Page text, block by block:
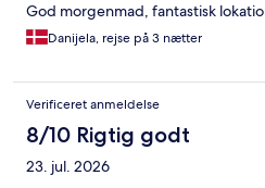
God morgenmad, fantastisk
Danijela, rejse på 3 nætter
Verificeret anmeldelse
8/10 Rigtig godt
23. jul. 2026